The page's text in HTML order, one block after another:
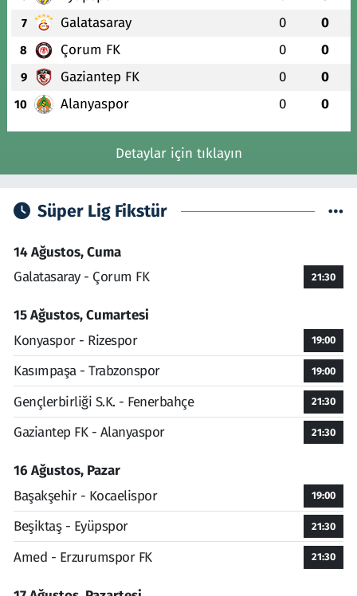
7 Galatasaray 0 0
8 Çorum FK 0 0
9 Gaziantep FK 0 0
10 Alanyaspor 0 0
Detaylar için tıklayın
Süper Lig Fikstür
14 Ağustos, Cuma
Galatasaray - Çorum FK
21:30
15 Ağustos, Cumartesi
Konyaspor - Rizespor
19:00
Kasımpaşa - Trabzonspor 19:00
Gençlerbirliği S.K. - Fenerbahçe 21:30
Gaziantep FK - Alanyaspor 21:30
16 Ağustos, Pazar
Başakşehir - Kocaelispor
19:00
Beşiktaş - Eyüpspor 21:30
Amed - Erzurumspor FK 21:30